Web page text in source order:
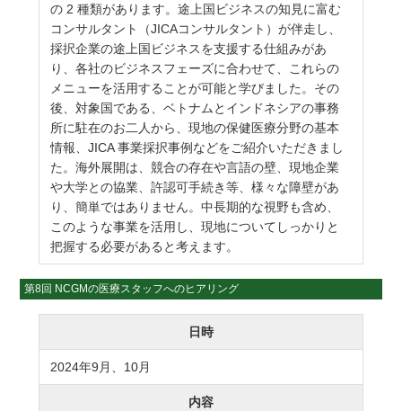
の 2 種類があります。途上国ビジネスの知見に富む
コンサルタント（JICAコンサルタント）が伴走し、
採択企業の途上国ビジネスを支援する仕組みがあ
り、各社のビジネスフェーズに合わせて、これらの
メニューを活用することが可能と学びました。その
後、対象国である、ベトナムとインドネシアの事務
所に駐在のお二人から、現地の保健医療分野の基本
情報、JICA 事業採択事例などをご紹介いただきまし
た。海外展開は、競合の存在や言語の壁、現地企業
や大学との協業、許認可手続き等、様々な障壁があ
り、簡単ではありません。中長期的な視野も含め、
このような事業を活用し、現地についてしっかりと
把握する必要があると考えます。
第8回 NCGMの医療スタッフへのヒアリング
日時
2024年9月、10月
内容